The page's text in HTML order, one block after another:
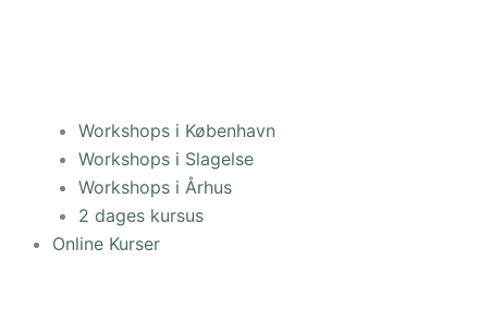
Workshops i København
Workshops i Slagelse
Workshops i Århus
2 dages kursus
Online Kurser